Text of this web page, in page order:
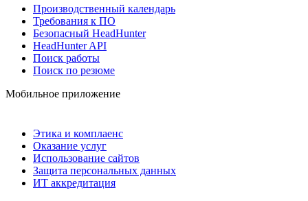
Производственный календарь
Требования к ПО
Безопасный HeadHunter
HeadHunter API
Поиск работы
Поиск по резюме
Мобильное приложение
Этика и комплаенс
Оказание услуг
Использование сайтов
Защита персональных данных
ИТ аккредитация